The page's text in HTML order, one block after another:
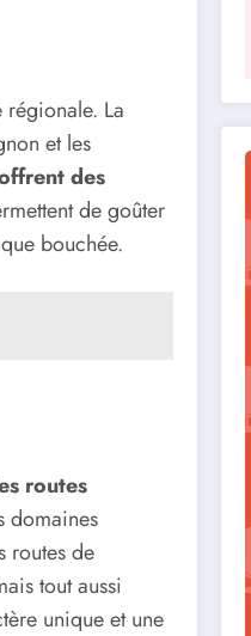
régionale. La
et les
des
de goûter
bouchée.
routes
domaines
routes de
tout aussi
unique et une